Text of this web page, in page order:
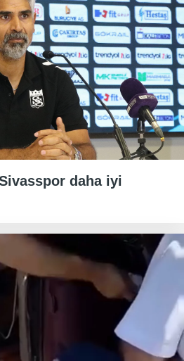
daha iyi